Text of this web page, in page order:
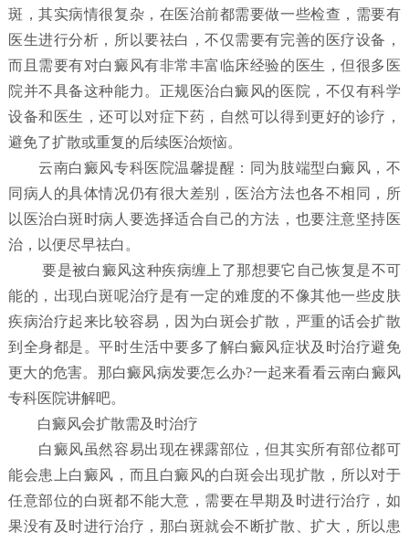
斑，其实病情很复杂，在医治前都需要做一些检查，需要有
医生进行分析，所以要祛白，不仅需要有完善的医疗设备，
而且需要有对白癜风有非常丰富临床经验的医生，但很多医
院并不具备这种能力。正规医治白癜风的医院，不仅有科学
设备和医生，还可以对症下药，自然可以得到更好的诊疗，
避免了扩散或重复的后续医治烦恼。
云南白癜风专科医院温馨提醒：同为肢端型白癜风，不
同病人的具体情况仍有很大差别，医治方法也各不相同，所
以医治白斑时病人要选择适合自己的方法，也要注意坚持医
治，以便尽早祛白。
要是被白癜风这种疾病缠上了那想要它自己恢复是不可
能的，出现白斑呢治疗是有一定的难度的不像其他一些皮肤
疾病治疗起来比较容易，因为白斑会扩散，严重的话会扩散
到全身都是。平时生活中要多了解白癜风症状及时治疗避免
更大的危害。那白癜风病发要怎么办?一起来看看云南白癜风
专科医院讲解吧。
白癜风会扩散需及时治疗
白癜风虽然容易出现在裸露部位，但其实所有部位都可
能会患上白癜风，而且白癜风的白斑会出现扩散，所以对于
任意部位的白斑都不能大意，需要在早期及时进行治疗，如
果没有及时进行治疗，那白斑就会不断扩散、扩大，所以患